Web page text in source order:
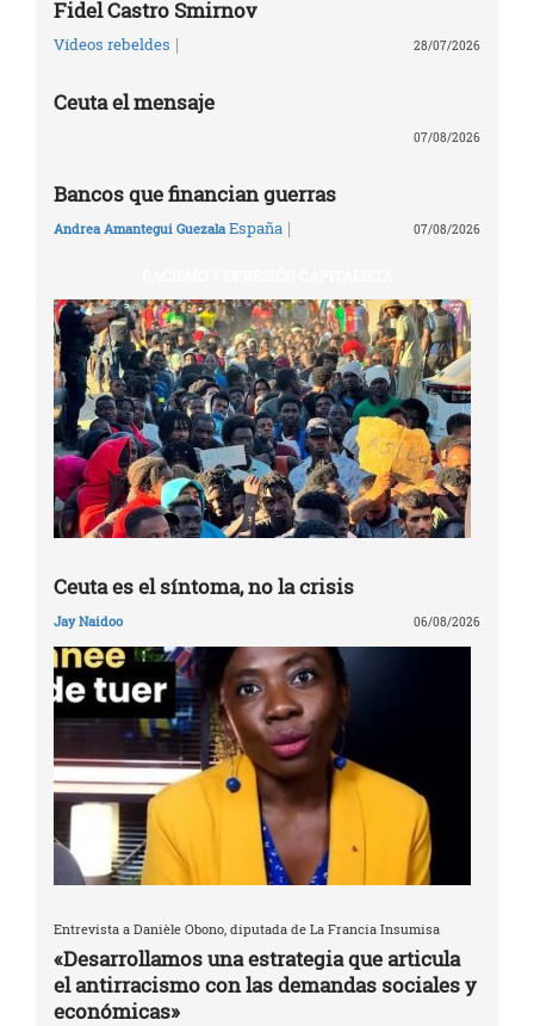
Fidel Castro Smirnov
Vídeos rebeldes | 28/07/2026
Ceuta el mensaje
07/08/2026
Bancos que financian guerras
Andrea Amantegui Guezala España | 07/08/2026
Ceuta es el síntoma, no la crisis
Jay Naidoo 06/08/2026
Entrevista a Danièle Obono, diputada de La Francia Insumisa
«Desarrollamos una estrategia que articula
el antirracismo con las demandas sociales y
económicas»